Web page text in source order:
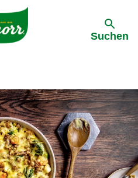
Suchen